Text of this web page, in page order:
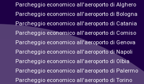
Parcheggio economico all'aeroporto di Alghero
Parcheggio economico all'aeroporto di Bologna
Parcheggio economico all'aeroporto di Catania
Parcheggio economico all'aeroporto di Comiso
Parcheggio economico all'aeroporto di Genova
Parcheggio economico all'aeroporto di Napoli
Parcheggio economico all'aeroporto di Olbia
Parcheggio economico all'aeroporto di Palermo
Parcheggio economico all'aeroporto di Torino